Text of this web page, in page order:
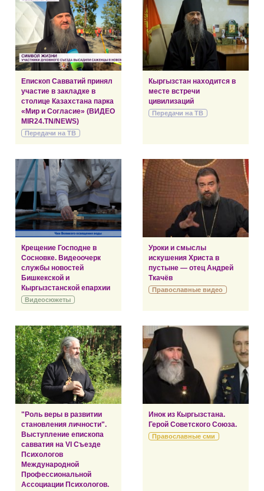
Епископ Савватий принял
участие в закладке в
столице Казахстана парка
«Мир и Согласие» (ВИДЕО
MIR24.TN/NEWS)
Передачи на ТВ
Кыргызстан находится в
месте встречи
цивилизаций
Передачи на ТВ
Крещение Господне в
Сосновке. Видеоочерк
службы новостей
Бишкекской и
Кыргызстанской епархии
Видеосюжеты
Уроки и смыслы
искушения Христа в
пустыне — отец Андрей
Ткачёв
Православные видео
"Роль веры в развитии
становления личности".
Выступление епископа
савватия на VI Съезде
Психологов
Международной
Профессиональной
Ассоциации Психологов.
Инок из Кыргызстана.
Герой Советского Союза.
Православные сми